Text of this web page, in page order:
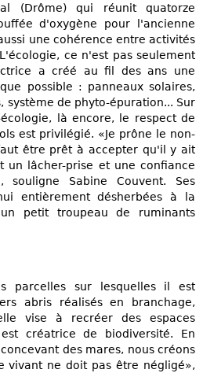
(Drôme) qui réunit quatorze
d'oxygène pour l'ancienne
une cohérence entre activités
ce n'est pas seulement
a créé au fil des ans une
possible : panneaux solaires,
système de phyto-épuration... Sur
là encore, le respect de
est privilégié. «Je prône le non-
être prêt à accepter qu'il y ait
un lâcher-prise et une confiance
Sabine Couvent. Ses
entièrement désherbées à la
petit troupeau de ruminants
parcelles sur lesquelles il est
abris réalisés en branchage,
vise à recréer des espaces
créatrice de biodiversité. En
des mares, nous créons
vivant ne doit pas être négligé»,